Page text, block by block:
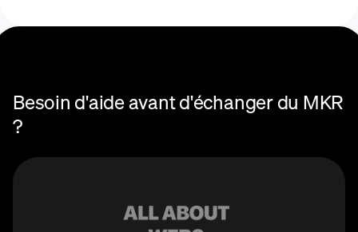
Besoin d'aide avant d'échanger du MKR
?